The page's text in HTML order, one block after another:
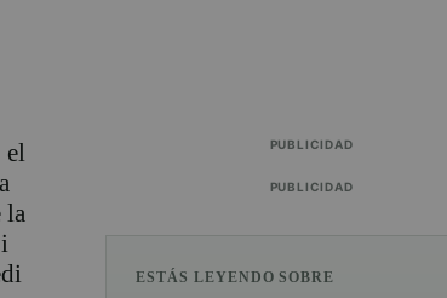
el
la
PUBLICIDAD
PUBLICIDAD
ESTÁS LEYENDO SOBRE